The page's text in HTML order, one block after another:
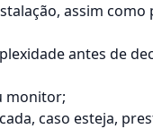
assim
antes de
monitor;
caso esteja,